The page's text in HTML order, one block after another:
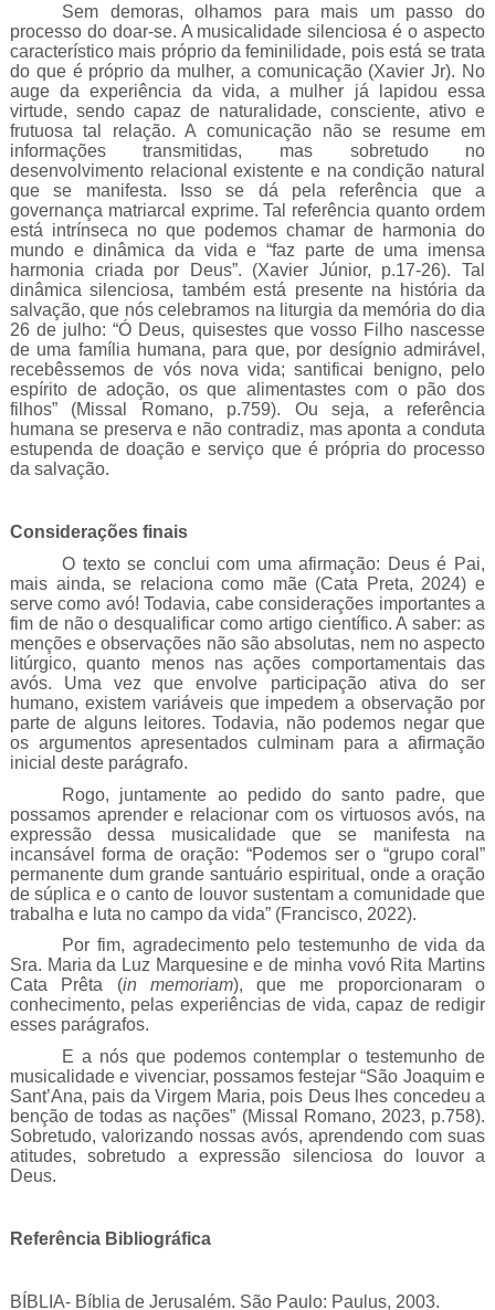
Sem demoras, olhamos para mais um passo do
processo do doar-se. A musicalidade silenciosa é o aspecto
característico mais próprio da feminilidade, pois está se trata
do que é próprio da mulher, a comunicação (Xavier Jr). No
auge da experiência da vida, a mulher já lapidou essa
virtude, sendo capaz de naturalidade, consciente, ativo e
frutuosa tal relação. A comunicação não se resume em
informações transmitidas, mas sobretudo no
desenvolvimento relacional existente e na condição natural
que se manifesta. Isso se dá pela referência que a
governança matriarcal exprime. Tal referência quanto ordem
está intrínseca no que podemos chamar de harmonia do
mundo e dinâmica da vida e “faz parte de uma imensa
harmonia criada por Deus”. (Xavier Júnior, p.17-26). Tal
dinâmica silenciosa, também está presente na história da
salvação, que nós celebramos na liturgia da memória do dia
26 de julho: “Ó Deus, quisestes que vosso Filho nascesse
de uma família humana, para que, por desígnio admirável,
recebêssemos de vós nova vida; santificai benigno, pelo
espírito de adoção, os que alimentastes com o pão dos
filhos” (Missal Romano, p.759). Ou seja, a referência
humana se preserva e não contradiz, mas aponta a conduta
estupenda de doação e serviço que é própria do processo
da salvação.
Considerações finais
O texto se conclui com uma afirmação: Deus é Pai,
mais ainda, se relaciona como mãe (Cata Preta, 2024) e
serve como avó! Todavia, cabe considerações importantes a
fim de não o desqualificar como artigo científico. A saber: as
menções e observações não são absolutas, nem no aspecto
litúrgico, quanto menos nas ações comportamentais das
avós. Uma vez que envolve participação ativa do ser
humano, existem variáveis que impedem a observação por
parte de alguns leitores. Todavia, não podemos negar que
os argumentos apresentados culminam para a afirmação
inicial deste parágrafo.
Rogo, juntamente ao pedido do santo padre, que
possamos aprender e relacionar com os virtuosos avós, na
expressão dessa musicalidade que se manifesta na
incansável forma de oração: “Podemos ser o “grupo coral”
permanente dum grande santuário espiritual, onde a oração
de súplica e o canto de louvor sustentam a comunidade que
trabalha e luta no campo da vida” (Francisco, 2022).
Por fim, agradecimento pelo testemunho de vida da
Sra. Maria da Luz Marquesine e de minha vovó Rita Martins
Cata Prêta (in memoriam), que me proporcionaram o
conhecimento, pelas experiências de vida, capaz de redigir
esses parágrafos.
E a nós que podemos contemplar o testemunho de
musicalidade e vivenciar, possamos festejar “São Joaquim e
Sant’Ana, pais da Virgem Maria, pois Deus lhes concedeu a
benção de todas as nações” (Missal Romano, 2023, p.758).
Sobretudo, valorizando nossas avós, aprendendo com suas
atitudes, sobretudo a expressão silenciosa do louvor a
Deus.
Referência Bibliográfica
BÍBLIA- Bíblia de Jerusalém. São Paulo: Paulus, 2003.